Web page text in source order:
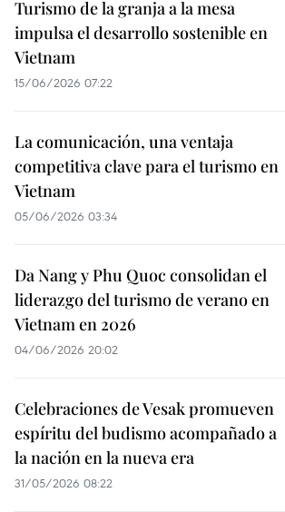
Turismo de la granja a la mesa
impulsa el desarrollo sostenible en
Vietnam
15/06/2026 07:22
La comunicación, una ventaja
competitiva clave para el turismo en
Vietnam
05/06/2026 03:34
Da Nang y Phu Quoc consolidan el
liderazgo del turismo de verano en
Vietnam en 2026
04/06/2026 20:02
Celebraciones de Vesak promueven
espíritu del budismo acompañado a
la nación en la nueva era
31/05/2026 08:22